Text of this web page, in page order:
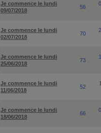
Je commence le lundi
09/07/2018
56
Je commence le lundi
02/07/2018
70
Je commence le lundi
25/06/2018
73
Je commence le lundi
11/06/2018
52
Je commence le lundi
18/06/2018
66